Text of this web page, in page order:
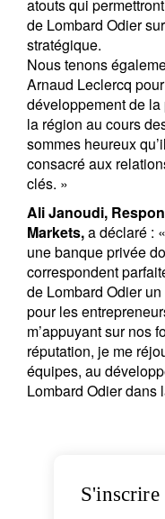
atouts qui
de Lombard Odier
stratégique.
Nous tenons
Arnaud Leclercq
développement de
la région au cours
sommes heureux
consacré aux
clés. »
Ali Janoudi,
Markets,a déclaré :
une banque privée
correspondent
de Lombard Odier un
pour les
m’appuyant sur nos
réputation, je me
équipes, au
Lombard Odier dans
S'inscrire
S'inscrire à la
Email
Titre
Nom
Pays de
Vos informations
politique de